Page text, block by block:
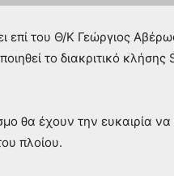
επί του Θ/Κ Γεώργιος
το διακριτικό
θα έχουν την ευκαιρία
πλοίου.